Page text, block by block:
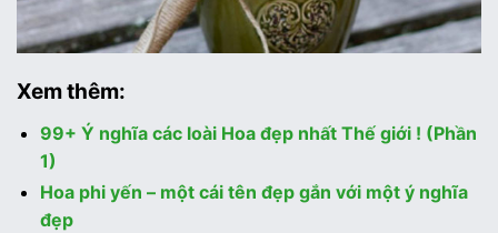
Xem thêm:
99+ Ý nghĩa các loài Hoa đẹp nhất Thế giới ! (Phần
1)
Hoa phi yến – một cái tên đẹp gắn với một ý nghĩa
đẹp